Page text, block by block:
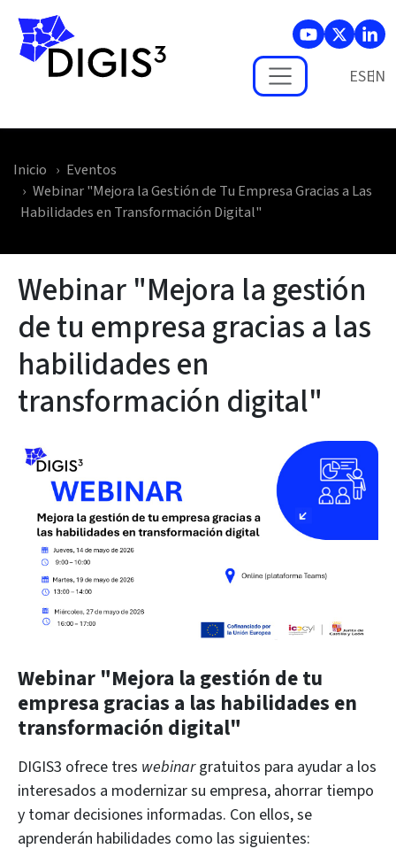
Skip to main content
ES
Inicio
Eventos
Webinar "Mejora la Gestión de Tu Empresa Gracias a Las
Habilidades en Transformación Digital"
Webinar "Mejora la gestión
de tu empresa gracias a las
habilidades en
transformación digital"
Webinar "Mejora la gestión de tu
empresa gracias a las habilidades en
transformación digital"
DIGIS3 ofrece tres webinargratuitos para ayudar a los
interesados a modernizar su empresa, ahorrar tiempo
y tomar decisiones informadas. Con ellos, se
aprenderán habilidades como las siguientes: